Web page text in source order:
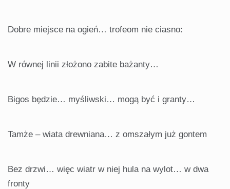
Dobre miejsce na ogień… trofeom nie ciasno:
W równej linii złożono zabite bażanty…
Bigos będzie… myśliwski… mogą być i granty…
Tamże – wiata drewniana… z omszałym już gontem
Bez drzwi… więc wiatr w niej hula na wylot… w dwa
fronty